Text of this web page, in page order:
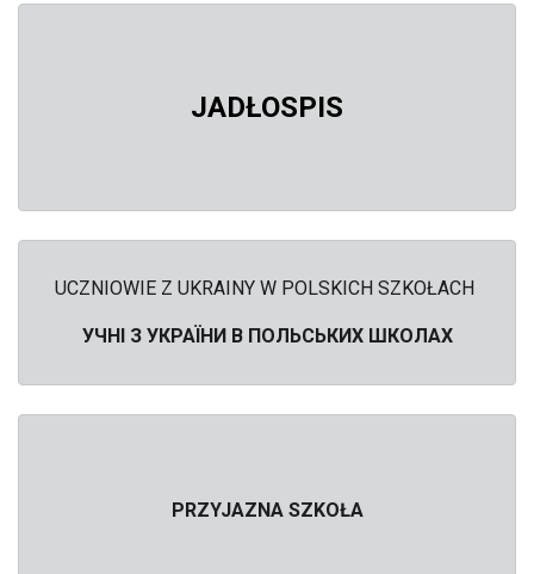
JADŁOSPIS
UCZNIOWIE Z UKRAINY W POLSKICH SZKOŁACH
УЧНІ З УКРАЇНИ В ПОЛЬСЬКИХ ШКОЛАХ
PRZYJAZNA SZKOŁA